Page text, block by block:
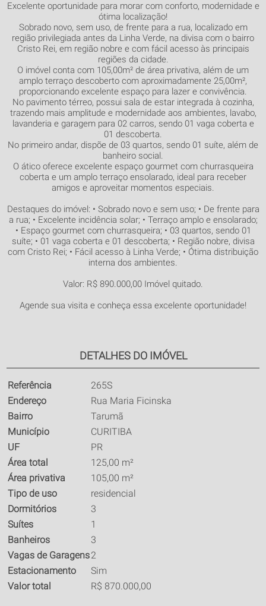
Excelente oportunidade para morar com conforto, modernidade e
ótima localização!
Sobrado novo, sem uso, de frente para a rua, localizado em
região privilegiada antes da Linha Verde, na divisa com o bairro
Cristo Rei, em região nobre e com fácil acesso às principais
regiões da cidade.
O imóvel conta com 105,00m² de área privativa, além de um
amplo terraço descoberto com aproximadamente 25,00m²,
proporcionando excelente espaço para lazer e convivência.
No pavimento térreo, possui sala de estar integrada à cozinha,
trazendo mais amplitude e modernidade aos ambientes, lavabo,
lavanderia e garagem para 02 carros, sendo 01 vaga coberta e
01 descoberta.
No primeiro andar, dispõe de 03 quartos, sendo 01 suíte, além de
banheiro social.
O ático oferece excelente espaço gourmet com churrasqueira
coberta e um amplo terraço ensolarado, ideal para receber
amigos e aproveitar momentos especiais.
Destaques do imóvel: • Sobrado novo e sem uso; • De frente para
a rua; • Excelente incidência solar; • Terraço amplo e ensolarado;
• Espaço gourmet com churrasqueira; • 03 quartos, sendo 01
suíte; • 01 vaga coberta e 01 descoberta; • Região nobre, divisa
com Cristo Rei; • Fácil acesso à Linha Verde; • Ótima distribuição
interna dos ambientes.
Valor: R$ 890.000,00 Imóvel quitado.
Agende sua visita e conheça essa excelente oportunidade!
DETALHES DO IMÓVEL
Referência
265S
Endereço
Rua Maria Ficinska
Bairro
Tarumã
Município
CURITIBA
UF
PR
Área total
125,00 m²
Área privativa
105,00 m²
Tipo de uso
residencial
Dormitórios
3
Suítes
1
Banheiros
3
Vagas de Garagens2
Estacionamento
Sim
Valor total
R$ 870.000,00